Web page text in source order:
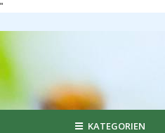
"
KATEGORIEN